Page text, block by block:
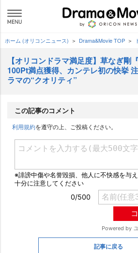
ホーム (オリコンニュース) Drama&Movie TOP
【オリコンドラマ満足度】草なぎ剛
100Pt満点獲得、カンテレ初の快挙
ラマの“クオリティ”
この記事のコメント
利用規約を遵守の上、ご投稿ください。
記事に戻る